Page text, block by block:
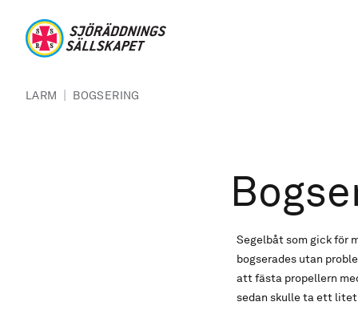
LARM | BOGSERING
Segelbåt som gick för
bogserades utan
att fästa propellern
sedan skulle ta ett